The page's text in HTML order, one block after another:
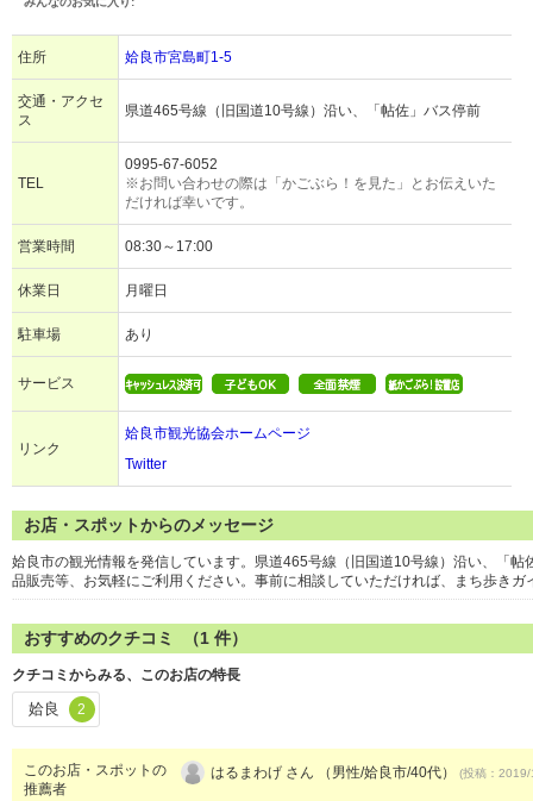
住所 姶良市宮島町1-5
交通・アクセ
ス
県道465号線（旧国道10号線）沿い、「帖佐」バス停前
TEL
0995-67-6052
※お問い合わせの際は「かごぶら！を見た」とお伝えいた
だければ幸いです。
営業時間 08:30～17:00
休業日 月曜日
駐車場 あり
サービス
リンク
姶良市観光協会ホームページ
Twitter
お店・スポットからのメッセージ
姶良市の観光情報を発信しています。県道465号線（旧国道10号線）沿い、「
品販売等、お気軽にご利用ください。事前に相談していただければ、まち歩き
おすすめのクチコミ （1 件）
クチコミからみる、このお店の特長
姶良 2
このお店・スポットの
推薦者
はるまわげ さん （男性/姶良市/40代） (投稿：